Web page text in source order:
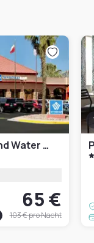
Wyndham El Paso Airport Hotel and Water Park
65 €
103 €pro Nacht